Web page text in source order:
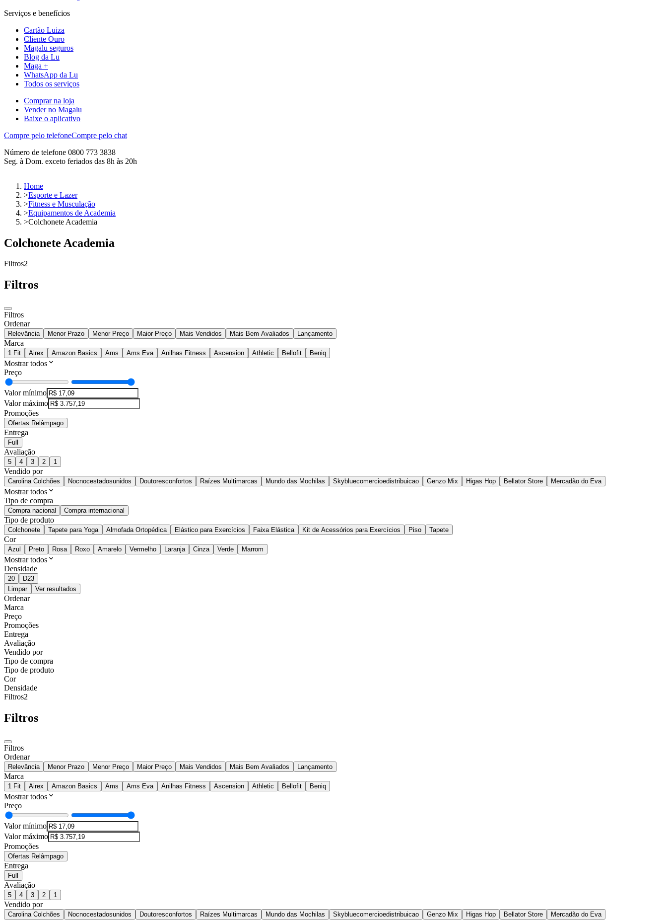
Serviços e benefícios
Cartão Luiza
Cliente Ouro
Magalu seguros
Blog da Lu
Maga +
WhatsApp da Lu
Todos os serviços
Comprar na loja
Vender no Magalu
Baixe o aplicativo
Compre pelo telefoneCompre pelo chat
Número de telefone 0800 773 3838
Seg. à Dom. exceto feriados das 8h às 20h
Home
>Esporte e Lazer
>Fitness e Musculação
>Equipamentos de Academia
>Colchonete Academia
Colchonete Academia
Filtros2
Filtros
Filtros
Ordenar
Relevância Menor Prazo Menor Preço Maior Preço Mais Vendidos Mais Bem Avaliados Lançamento
Marca
1 Fit Airex Amazon Basics Ams Ams Eva Anilhas Fitness Ascension Athletic Bellofit Beniq
Mostrar todos
Preço
Valor mínimo
Valor máximo
Promoções
Ofertas Relâmpago
Entrega
Full
Avaliação
5 4 3 2 1
Vendido por
Carolina Colchões Nocnocestadosunidos Doutoresconfortos Raízes Multimarcas Mundo das Mochilas Skybluecomercioedistribuicao Genzo Mix Higas Hop Bellator Store Mercadão do Eva
Mostrar todos
Tipo de compra
Compra nacional Compra internacional
Tipo de produto
Colchonete Tapete para Yoga Almofada Ortopédica Elástico para Exercícios Faixa Elástica Kit de Acessórios para Exercícios Piso Tapete
Cor
Azul Preto Rosa Roxo Amarelo Vermelho Laranja Cinza Verde Marrom
Mostrar todos
Densidade
20
D23
Limpar
Ver resultados
Ordenar
Marca
Preço
Promoções
Entrega
Avaliação
Vendido por
Tipo de compra
Tipo de produto
Cor
Densidade
Filtros2
Filtros
Filtros
Ordenar
Relevância Menor Prazo Menor Preço Maior Preço Mais Vendidos Mais Bem Avaliados Lançamento
Marca
1 Fit Airex Amazon Basics Ams Ams Eva Anilhas Fitness Ascension Athletic Bellofit Beniq
Mostrar todos
Preço
Valor mínimo
Valor máximo
Promoções
Ofertas Relâmpago
Entrega
Full
Avaliação
5 4 3 2 1
Vendido por
Carolina Colchões Nocnocestadosunidos Doutoresconfortos Raízes Multimarcas Mundo das Mochilas Skybluecomercioedistribuicao Genzo Mix Higas Hop Bellator Store Mercadão do Eva